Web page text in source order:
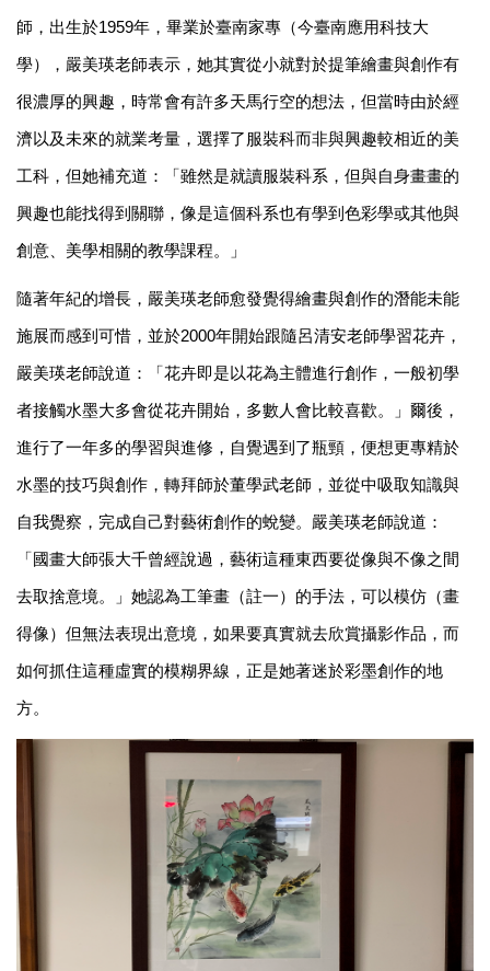
師，出生於1959年，畢業於臺南家專（今臺南應用科技大
學），嚴美瑛老師表示，她其實從小就對於提筆繪畫與創作有
很濃厚的興趣，時常會有許多天馬行空的想法，但當時由於經
濟以及未來的就業考量，選擇了服裝科而非與興趣較相近的美
工科，但她補充道：「雖然是就讀服裝科系，但與自身畫畫的
興趣也能找得到關聯，像是這個科系也有學到色彩學或其他與
創意、美學相關的教學課程。」
隨著年紀的增長，嚴美瑛老師愈發覺得繪畫與創作的潛能未能
施展而感到可惜，並於2000年開始跟隨呂清安老師學習花卉，
嚴美瑛老師說道：「花卉即是以花為主體進行創作，一般初學
者接觸水墨大多會從花卉開始，多數人會比較喜歡。」爾後，
進行了一年多的學習與進修，自覺遇到了瓶頸，便想更專精於
水墨的技巧與創作，轉拜師於董學武老師，並從中吸取知識與
自我覺察，完成自己對藝術創作的蛻變。嚴美瑛老師說道：
「國畫大師張大千曾經說過，藝術這種東西要從像與不像之間
去取捨意境。」她認為工筆畫（註一）的手法，可以模仿（畫
得像）但無法表現出意境，如果要真實就去欣賞攝影作品，而
如何抓住這種虛實的模糊界線，正是她著迷於彩墨創作的地
方。